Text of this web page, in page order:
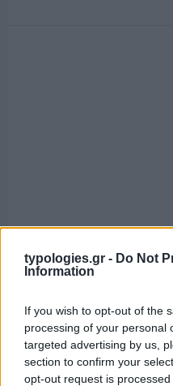
typologies.gr - Do Not
Information
If you wish to opt-out of the
processing of your personal
targeted advertising by us,
section to confirm your
opt-out request is